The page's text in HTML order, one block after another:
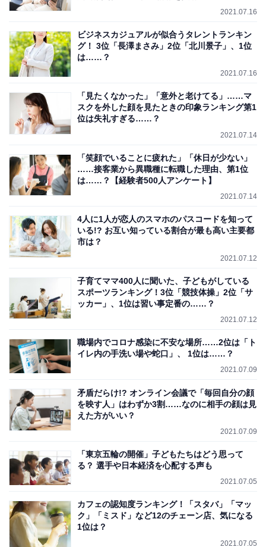
2021.07.16
ビジネスカジュアルが似合うタレントランキン
グ！ 3位「長澤まさみ」2位「北川景子」、1位
は……？
2021.07.16
「見たくなかった」「意外と老けてる」……マ
スクを外した顔を見たときの印象ランキング第1
位は失礼すぎる……？
2021.07.14
「笑顔でいることに疲れた」「休日が少ない」
……接客業から異職種に転職した理由、第1位
は……？【経験者500人アンケート】
2021.07.14
4人に1人が恋人のスマホのパスコードを知って
いる!? お互い知っている割合が最も高い主要都
市は？​
2021.07.12
子育てママ400人に聞いた、子どもがしている
スポーツランキング！3位「競技体操」2位「サ
ッカー」、1位は習い事定番の……？
2021.07.12
職場内でコロナ感染に不安な場所……2位は「ト
イレ内の手洗い場や蛇口」、 1位は……？
2021.07.09
矛盾だらけ!? オンライン会議で「毎回自分の顔
を映す人」はわずか3割……なのに相手の顔は見
えた方がいい？
2021.07.09
「東京五輪の開催」子どもたちはどう思って
る？ 選手や日本経済を心配する声も
2021.07.05
カフェの認知度ランキング！「スタバ」「マッ
ク」「ミスド」など12のチェーン店、気になる
1位は？
2021.07.05